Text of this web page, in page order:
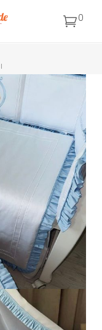
0